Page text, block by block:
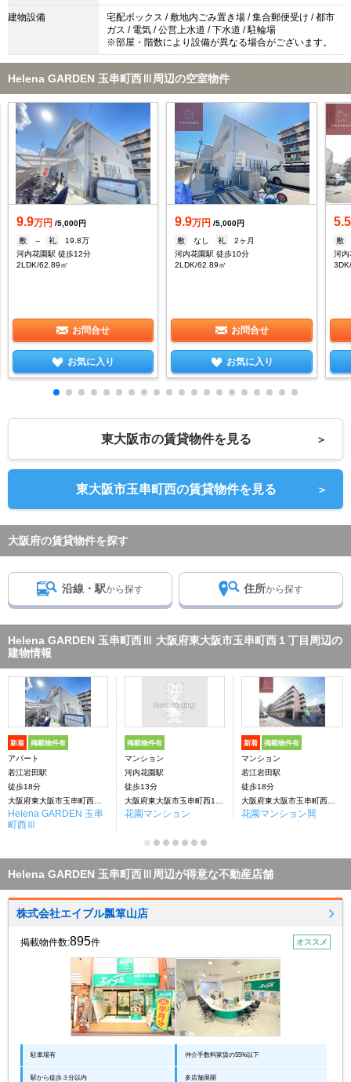
建物設備
宅配ボックス / 敷地内ごみ置き場 / 集合郵便受け / 都市
ガス / 電気 / 公営上水道 / 下水道 / 駐輪場
※部屋・階数により設備が異なる場合がございます。
Helena GARDEN 玉串町西Ⅲ周辺の空室物件
9.9万円 /5,000円
敷
-- 礼
19.8万
河内花園駅 徒歩12分
2LDK/62.89㎡
お問合せ
お気に入り
9.9万円 /5,000円
敷
なし 礼
2ヶ月
河内花園駅 徒歩10分
2LDK/62.89㎡
お問合せ
お気に入り
5.5
敷
河
東大阪市の賃貸物件を見る ＞
東大阪市玉串町西の賃貸物件を見る ＞
大阪府の賃貸物件を探す
沿線・駅から探す 住所から探す
Helena GARDEN 玉串町西Ⅲ 大阪府東大阪市玉串町西１丁目周辺の
建物情報
新着 掲載物件有
アパート
若江岩田駅
徒歩18分
Helena GARDEN 玉串
町西Ⅲ
掲載物件有
マンション
河内花園駅
徒歩13分
花園マンション
新着 掲載物件有
マンション
若江岩田駅
徒歩18分
花園マンション巽
Helena GARDEN 玉串町西Ⅲ周辺が得意な不動産店舗
株式会社エイブル瓢箪山店
掲載物件数:895件 オススメ
駐車場有 仲介手数料家賃の55%以下
駅から徒歩３分以内 多店舗展開